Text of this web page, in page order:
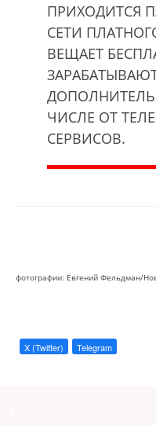
ПРИХОДИТСЯ
СЕТИ
ВЕЩАЕТ
ЧИСЛЕ ОТ
СЕРВИСОВ.
фотографии: Евгений Фельдман/
X (Twitter) Telegram